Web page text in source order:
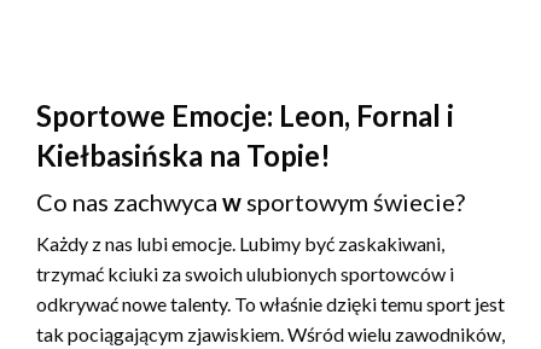
Sportowe Emocje: Leon, Fornal i
Kiełbasińska na Topie!
Co nas zachwyca w sportowym świecie?
Każdy z nas lubi emocje. Lubimy być zaskakiwani,
trzymać kciuki za swoich ulubionych sportowców i
odkrywać nowe talenty. To właśnie dzięki temu sport jest
tak pociągającym zjawiskiem. Wśród wielu zawodników,